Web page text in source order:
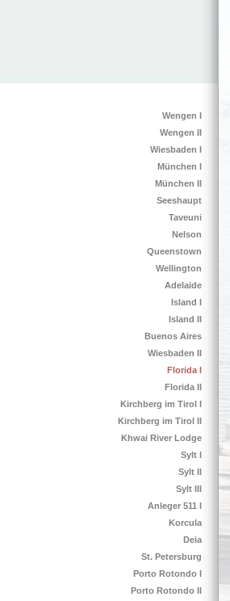
Wengen I
Wengen II
Wiesbaden I
München I
München II
Seeshaupt
Taveuni
Nelson
Queenstown
Wellington
Adelaide
Island I
Island II
Buenos Aires
Wiesbaden II
Florida I
Florida II
Kirchberg im Tirol I
Kirchberg im Tirol II
Khwai River Lodge
Sylt I
Sylt II
Sylt III
Anleger 511 I
Korcula
Deia
St. Petersburg
Porto Rotondo I
Porto Rotondo II